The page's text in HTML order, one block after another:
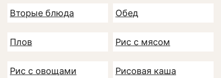
Вторые блюда Обед
Плов Рис с мясом
Рис с овощами Рисовая каша